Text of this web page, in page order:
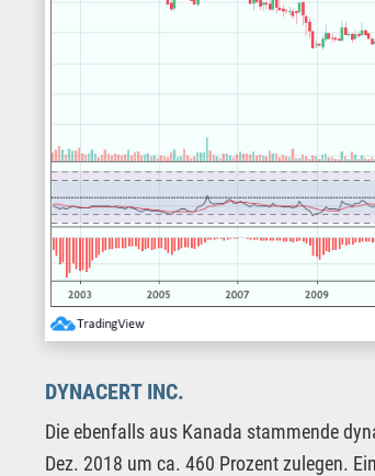
DYNACERT INC.
Die ebenfalls aus Kanada stammende
Dez. 2018 um ca. 460 Prozent zulegen.